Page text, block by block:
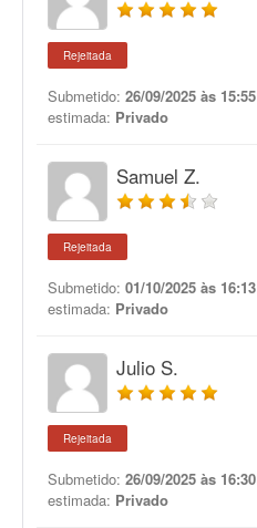
Rejeitada
Submetido: 26/09/2025 às 15:55
estimada: Privado
Samuel Z.
Rejeitada
Submetido: 01/10/2025 às 16:13
estimada: Privado
Julio S.
Rejeitada
Submetido: 26/09/2025 às 16:30
estimada: Privado